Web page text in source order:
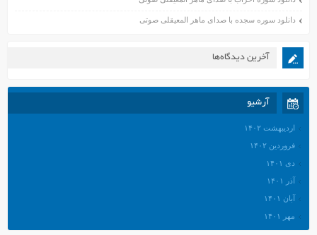
دانلود سوره سجده با صدای ماهر المعیقلی صوتی
آخرین دیدگاه‌ها
آرشیو
اردیبهشت ۱۴۰۲
فروردین ۱۴۰۲
دی ۱۴۰۱
آذر ۱۴۰۱
آبان ۱۴۰۱
مهر ۱۴۰۱